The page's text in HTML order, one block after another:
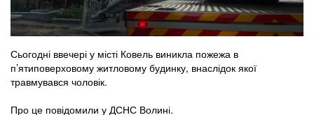
Сьогодні ввечері у місті Ковель виникла пожежа в
п’ятиповерховому житловому будинку, внаслідок якої
травмувався чоловік.
Про це повідомили у ДСНС Волині.